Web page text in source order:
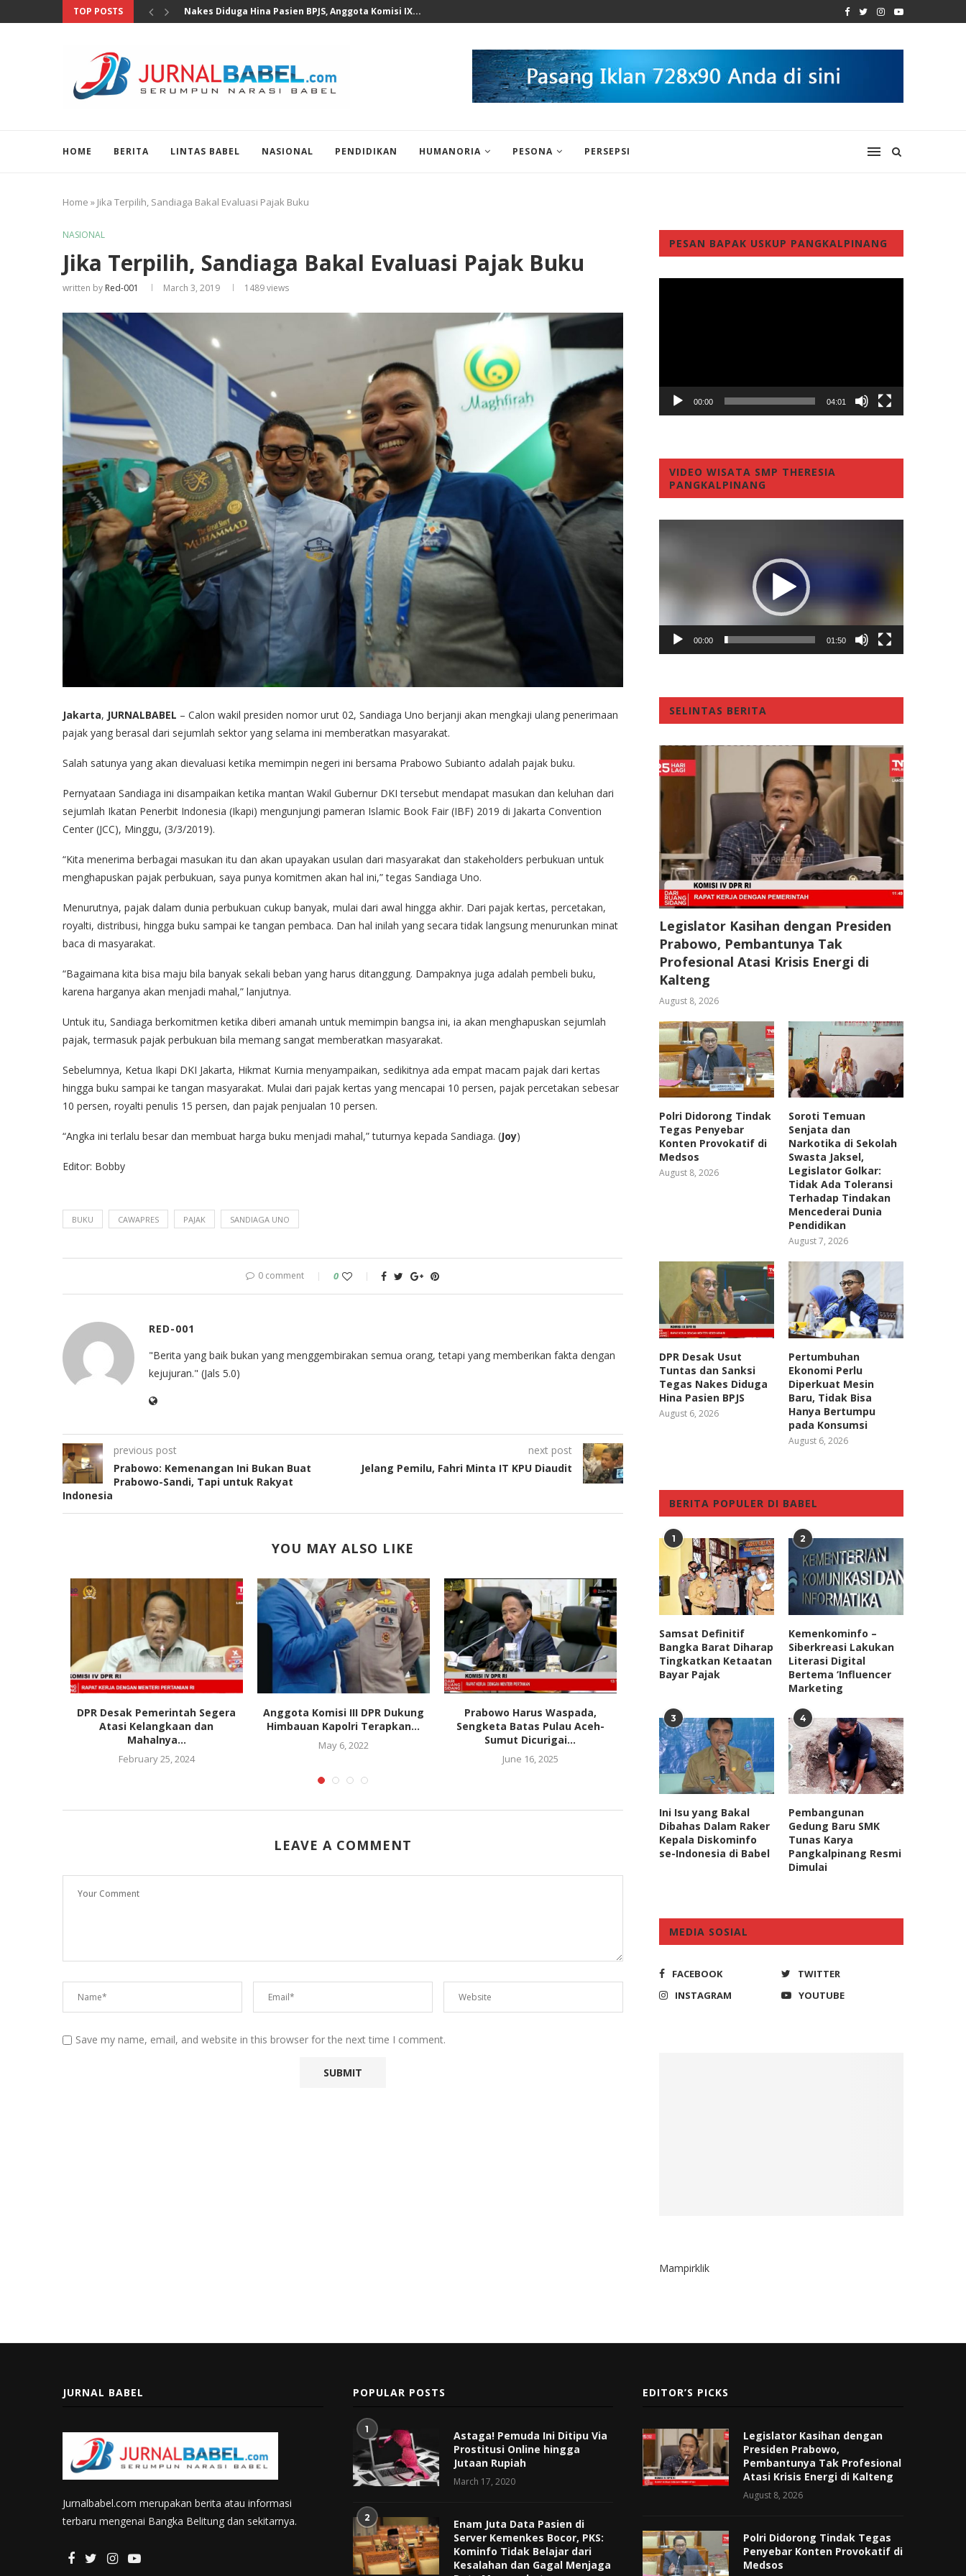
TOP POSTS MKD DPR Segera Bahas Laporan KWP Terhadap Deddy...
HOME BERITA LINTAS BABEL NASIONAL PENDIDIKAN HUMANORIA PESONA PERSEPSI
Home » Jika Terpilih, Sandiaga Bakal Evaluasi Pajak Buku
NASIONAL
Jika Terpilih, Sandiaga Bakal Evaluasi Pajak Buku
written by Red-001 March 3, 2019 1489views
Jakarta, JURNALBABEL – Calon wakil presiden nomor urut 02, Sandiaga Uno berjanji akan mengkaji ulang penerimaan
pajak yang berasal dari sejumlah sektor yang selama ini memberatkan masyarakat.
Salah satunya yang akan dievaluasi ketika memimpin negeri ini bersama Prabowo Subianto adalah pajak buku.
Pernyataan Sandiaga ini disampaikan ketika mantan Wakil Gubernur DKI tersebut mendapat masukan dan keluhan dari
sejumlah Ikatan Penerbit Indonesia (Ikapi) mengunjungi pameran Islamic Book Fair (IBF) 2019 di Jakarta Convention
Center (JCC), Minggu, (3/3/2019).
“Kita menerima berbagai masukan itu dan akan upayakan usulan dari masyarakat dan stakeholders perbukuan untuk
menghapuskan pajak perbukuan, saya punya komitmen akan hal ini,” tegas Sandiaga Uno.
Menurutnya, pajak dalam dunia perbukuan cukup banyak, mulai dari awal hingga akhir. Dari pajak kertas, percetakan,
royalti, distribusi, hingga buku sampai ke tangan pembaca. Dan hal inilah yang secara tidak langsung menurunkan minat
baca di masyarakat.
“Bagaimana kita bisa maju bila banyak sekali beban yang harus ditanggung. Dampaknya juga adalah pembeli buku,
karena harganya akan menjadi mahal,” lanjutnya.
Untuk itu, Sandiaga berkomitmen ketika diberi amanah untuk memimpin bangsa ini, ia akan menghapuskan sejumlah
pajak, termasuk pajak perbukuan bila memang sangat memberatkan masyarakat.
Sebelumnya, Ketua Ikapi DKI Jakarta, Hikmat Kurnia menyampaikan, sedikitnya ada empat macam pajak dari kertas
hingga buku sampai ke tangan masyarakat. Mulai dari pajak kertas yang mencapai 10 persen, pajak percetakan sebesar
10 persen, royalti penulis 15 persen, dan pajak penjualan 10 persen.
“Angka ini terlalu besar dan membuat harga buku menjadi mahal,” tuturnya kepada Sandiaga. (Joy)
Editor: Bobby
BUKU CAWAPRES PAJAK SANDIAGA UNO
0 comment 0
RED-001
"Berita yang baik bukan yang menggembirakan semua orang, tetapi yang memberikan fakta dengan
kejujuran." (Jals 5.0)
previous post
Prabowo: Kemenangan Ini Bukan Buat
Prabowo-Sandi, Tapi untuk Rakyat
Indonesia
next post
Jelang Pemilu, Fahri Minta IT KPU Diaudit
YOU MAY ALSO LIKE
DPR Desak Pemerintah Segera
Atasi Kelangkaan dan
Mahalnya...
February 25, 2024
Anggota Komisi III DPR Dukung
Himbauan Kapolri Terapkan...
May 6, 2022
Prabowo Harus Waspada,
Sengketa Batas Pulau Aceh-
Sumut Dicurigai...
June 16, 2025
Pemerintah Perlu Tingkatkan
Sinergi Antisipasi Bencana
September 7, 2020
Kantongi Surat...
April 12, 2023
LEAVE A COMMENT
Save my name, email, and website in this browser for the next time I comment.
PESAN BAPAK USKUP PANGKALPINANG
00:00 04:01
VIDEO WISATA SMP THERESIA
PANGKALPINANG
00:00 01:50
SELINTAS BERITA
Legislator Kasihan dengan Presiden
Prabowo, Pembantunya Tak
Profesional Atasi Krisis Energi di
Kalteng
August 8, 2026
Polri Didorong Tindak
Tegas Penyebar
Konten Provokatif di
Medsos
August 8, 2026
Soroti Temuan
Senjata dan
Narkotika di Sekolah
Swasta Jaksel,
Legislator Golkar:
Tidak Ada Toleransi
Terhadap Tindakan
Mencederai Dunia
Pendidikan
August 7, 2026
DPR Desak Usut
Tuntas dan Sanksi
Tegas Nakes Diduga
Hina Pasien BPJS
August 6, 2026
Pertumbuhan
Ekonomi Perlu
Diperkuat Mesin
Baru, Tidak Bisa
Hanya Bertumpu
pada Konsumsi
August 6, 2026
BERITA POPULER DI BABEL
1
Samsat Definitif
Bangka Barat Diharap
Tingkatkan Ketaatan
Bayar Pajak
2
Kemenkominfo –
Siberkreasi Lakukan
Literasi Digital
Bertema ‘Influencer
Marketing
3
Ini Isu yang Bakal
Dibahas Dalam Raker
Kepala Diskominfo
se-Indonesia di Babel
4
Pembangunan
Gedung Baru SMK
Tunas Karya
Pangkalpinang Resmi
Dimulai
MEDIA SOSIAL
FACEBOOK
TWITTER
INSTAGRAM
YOUTUBE
Mampirklik
JURNAL BABEL
Jurnalbabel.com merupakan berita atau informasi
terbaru mengenai Bangka Belitung dan sekitarnya.
POPULAR POSTS
1
Astaga! Pemuda Ini Ditipu Via
Prostitusi Online hingga
Jutaan Rupiah
March 17, 2020
2
Enam Juta Data Pasien di
Server Kemenkes Bocor, PKS:
Kominfo Tidak Belajar dari
Kesalahan dan Gagal Menjaga
EDITOR’S PICKS
Legislator Kasihan dengan
Presiden Prabowo,
Pembantunya Tak Profesional
Atasi Krisis Energi di Kalteng
August 8, 2026
Polri Didorong Tindak Tegas
Penyebar Konten Provokatif di
Medsos